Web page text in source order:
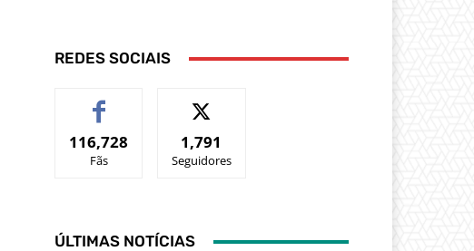
REDES SOCIAIS
116,728
Fãs
1,791
Seguidores
ÚLTIMAS NOTÍCIAS